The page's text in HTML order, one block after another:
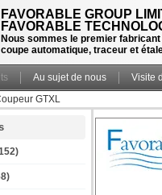
FAVORABLE GROUP
FAVORABLE
Nous sommes le premier
coupe automatique, traceur et
Au sujet de nous Visite
GTXL